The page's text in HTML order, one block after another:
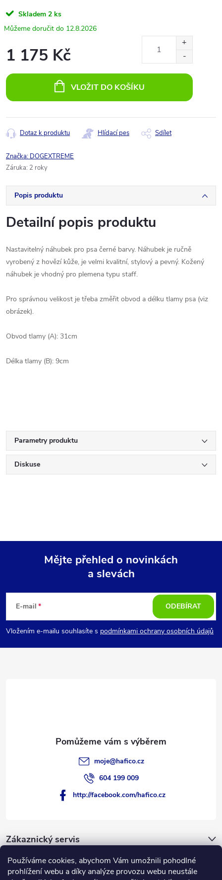
Používáme cookies, abychom Vám umožnili pohodlné
prohlížení webu a díky analýze provozu webu neustále
Skladem 2 ks
12.8.2026
1 175 Kč
cena:
VLOŽIT DO KOŠÍKU
Dotaz k produktu Hlídací pes Sdílet
Značka: DOGEXTREME
Záruka: 2 roky
Popis produktu
Detailní popis produktu
Nastavitelný náhubek pro psa černé barvy. Náhubek je ručně
vyrobený z hovězí kůže, je velmi kvalitní, stylový a pevný. Kožený
náhubek je vhodný pro plemena typu staff.
Pro správnou velikost je třeba změřit obvod a délku tlamy psa (viz
obrázek).
Obvod tlamy (A): 31cm
Délka tlamy (B): 9cm
Parametry produktu
Diskuse
p
a
Mějte přehled o novinkách
a slevách
E-mail
Vložením e-mailu souhlasíte s podmínkami ochrany osobních údajů
ODEBÍRAT
Zákaznický servis
Novinky
moje@hafico.cz
604 199 009
http://facebook.com/hafico.cz